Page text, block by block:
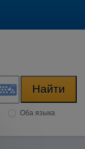
Оба языка